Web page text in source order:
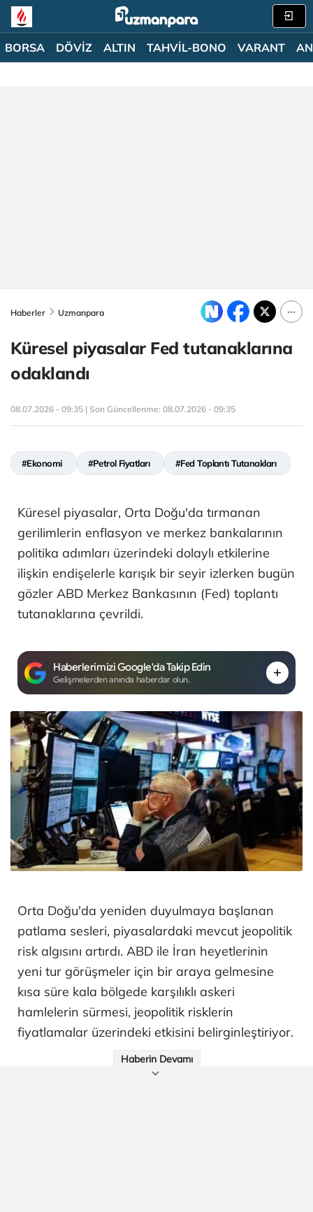
BORSA DÖVİZ ALTIN TAHVİL-BONO VARANT
Haberler Uzmanpara
Küresel piyasalar Fed tutanaklarına
odaklandı
08.07.2026 - 09:35 | Son Güncellenme: 08.07.2026 - 09:35
#Ekonomi #Petrol Fiyatları #Fed Toplantı Tutanakları
Küresel piyasalar, Orta Doğu'da tırmanan
gerilimlerin enflasyon ve merkez bankalarının
politika adımları üzerindeki dolaylı etkilerine
ilişkin endişelerle karışık bir seyir izlerken bugün
gözler ABD Merkez Bankasının (Fed) toplantı
tutanaklarına çevrildi.
Haberlerimizi Google'da Takip Edin
Gelişmelerden anında haberdar olun.
Orta Doğu'da yeniden duyulmaya başlanan
patlama sesleri, piyasalardaki mevcut jeopolitik
risk algısını artırdı. ABD ile İran heyetlerinin
yeni tur görüşmeler için bir araya gelmesine
kısa süre kala bölgede karşılıklı askeri
hamlelerin sürmesi, jeopolitik risklerin
fiyatlamalar üzerindeki etkisini belirginleştiriyor.
Haberin Devamı